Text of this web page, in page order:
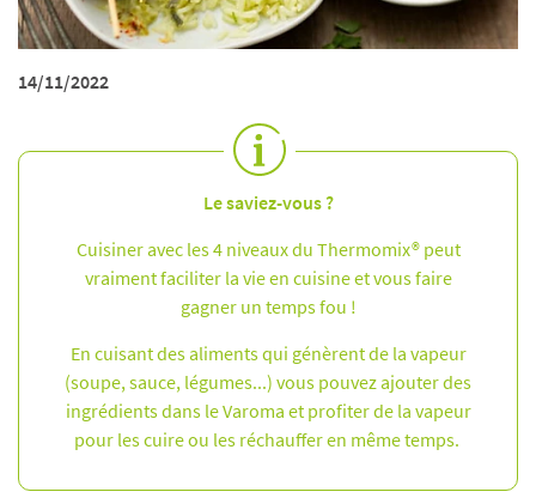
14/11/2022
Le saviez-vous ?
Cuisiner avec les 4 niveaux du Thermomix® peut
vraiment faciliter la vie en cuisine et vous faire
gagner un temps fou !
En cuisant des aliments qui génèrent de la vapeur
(soupe, sauce, légumes...) vous pouvez ajouter des
ingrédients dans le Varoma et profiter de la vapeur
pour les cuire ou les réchauffer en même temps.